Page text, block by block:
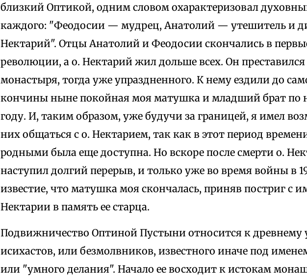
близкий Оптикой, одним словом охарактеризовал
каждого: "Феодосии — мудрец, Анатолий — утешитель и
Нектарий". Отцы Анатолий и Феодосии скончались в
революции, а о. Нектарий жил дольше всех. Он преставился
монастыря, тогда уже упраздненного. К нему ездили до
кончины ныне покойная моя матушка и младший брат по
году. И, таким образом, уже будучи за границей, я имел
них общаться с о. Нектарием, так как в этот период
родными была еще доступна. Но вскоре после смерти о.
наступил долгий перерыв, и только уже во время войны в
известие, что матушка моя скончалась, приняв постриг с
Нектарии в память ее старца.
Подвижничество Оптиной Пустыни относится к древнему
исихастов, или безмолвников, известного иначе под
или "умного делания". Начало ее восходит к истокам